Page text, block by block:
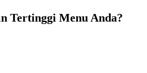
Tertinggi Menu Anda?